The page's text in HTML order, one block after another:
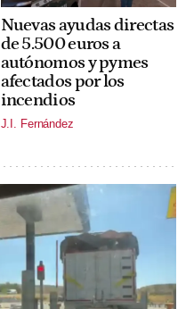
Nuevas ayudas directas
de 5.500 euros a
autónomos y pymes
afectados por los
incendios
J.I. Fernández